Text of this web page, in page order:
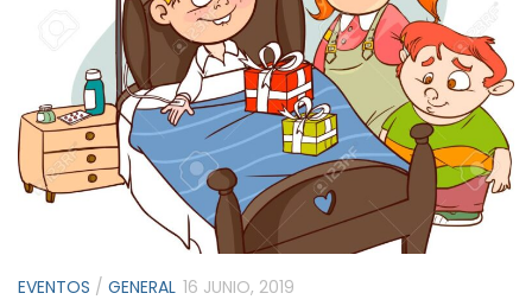
EVENTOS / GENERAL 16 JUNIO, 2019